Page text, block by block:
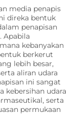
media penapis
direka bentuk
penapisan
Apabila
kebanyakan
berkerut
lebih besar,
aliran udara
ini sangat
kebersihan udara
serta
permukaan